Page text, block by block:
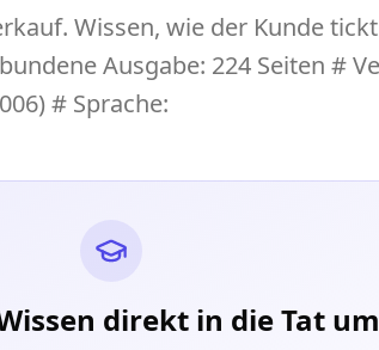
Wissen, wie der Kunde
Ausgabe: 224 Seiten #
# Sprache:
direkt in die Tat um